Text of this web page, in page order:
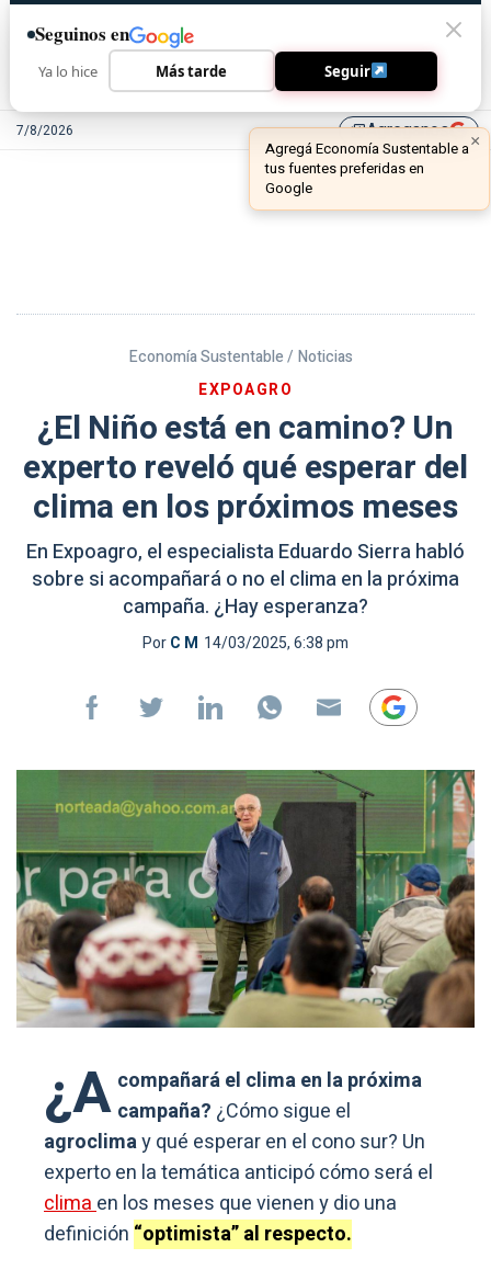
7/8/2026 library_addAgreganos
Economía Sustentable / Noticias
EXPOAGRO
¿El Niño está en camino? Un
experto reveló qué esperar del
clima en los próximos meses
En Expoagro, el especialista Eduardo Sierra habló
sobre si acompañará o no el clima en la próxima
campaña. ¿Hay esperanza?
PorC M 14/03/2025, 6:38 pm
¿A compañará el clima en la próxima
campaña? ¿Cómo sigue el
agroclimay qué esperar en el cono sur? Un
experto en la temática anticipó cómo será el
climaen los meses que vienen y dio una
definición “optimista” al respecto.
Seguinos en
Ya lo hice Más tarde Seguir